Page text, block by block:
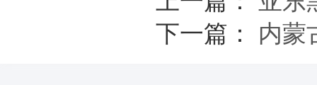
下一篇： 内蒙